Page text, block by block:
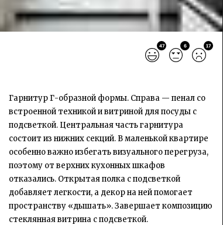
47 6 17
Гарнитур Г-образной формы. Справа — пенал со
встроенной техникой и витриной для посуды с
подсветкой. Центральная часть гарнитура
состоит из нижних секций. В маленькой квартире
особенно важно избегать визуального перегруза,
поэтому от верхних кухонных шкафов
отказались. Открытая полка с подсветкой
добавляет легкости, а декор на ней помогает
пространству «дышать». Завершает композицию
стеклянная витрина с подсветкой.